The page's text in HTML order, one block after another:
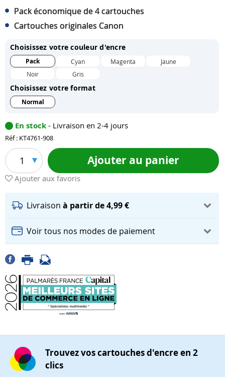
Pack économique de 4 cartouches
Cartouches originales Canon
Choisissez votre couleur d'encre
Pack Cyan Magenta
Jaune
Noir
Gris
Choisissez votre format
Normal
En stock - Livraison en 2-4 jours
Réf : KT4761-908
1 Ajouter au panier
Ajouter aux favoris
Livraison à partir de 4,99 €
Voir tous nos modes de paiement
Trouvez vos cartouches d'encre en 2
clics